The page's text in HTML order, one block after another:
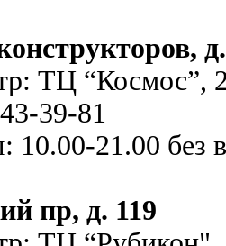
ТЦ “Космос”,
39-81
10.00-21.00 без
пр, д. 119